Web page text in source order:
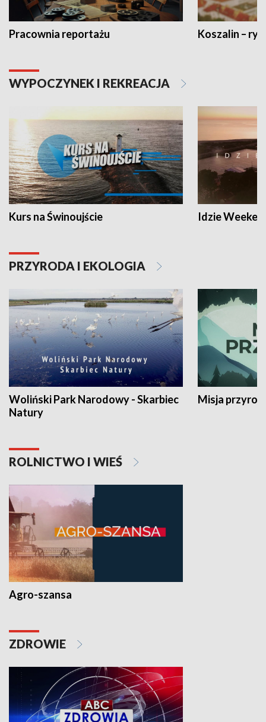
Pracownia reportażu Koszalin –
WYPOCZYNEK I REKREACJA
Kurs na Świnoujście Idzie
PRZYRODA I EKOLOGIA
Woliński Park Narodowy - Skarbiec
Natury
Misja
ROLNICTWO I WIEŚ
Agro-szansa
ZDROWIE